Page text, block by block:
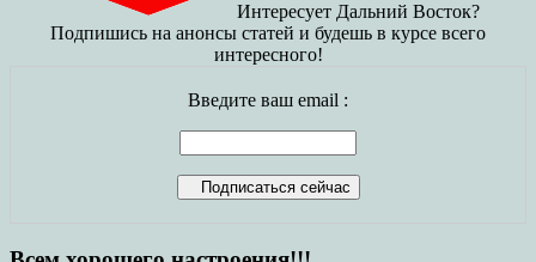
Интересует Дальний Восток?
Подпишись на анонсы статей и будешь в курсе всего
интересного!
Введите ваш email :